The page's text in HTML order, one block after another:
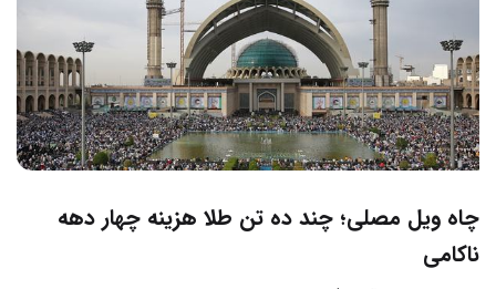
چاه ویل مصلی؛ چند ده تن طلا هزینه چهار دهه
ناکامی